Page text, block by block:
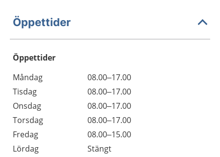
Öppettider
Öppettider
Dag
Öppettider
Kommentarer
Måndag
08.00–17.00
Tisdag
08.00–17.00
Onsdag
08.00–17.00
Torsdag
08.00–17.00
Fredag
08.00–15.00
Lördag
Stängt